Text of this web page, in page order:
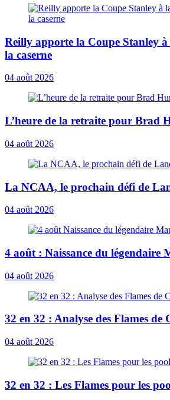
Reilly apporte la Coupe Stanley
la caserne
04 août 2026
L’heure de la retraite pour Brad
04 août 2026
La NCAA, le prochain défi de
04 août 2026
4 août : Naissance du légendaire
04 août 2026
32 en 32 : Analyse des Flames de
04 août 2026
32 en 32 : Les Flames pour les